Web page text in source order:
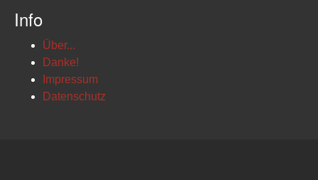
Info
Über...
Danke!
Impressum
Datenschutz